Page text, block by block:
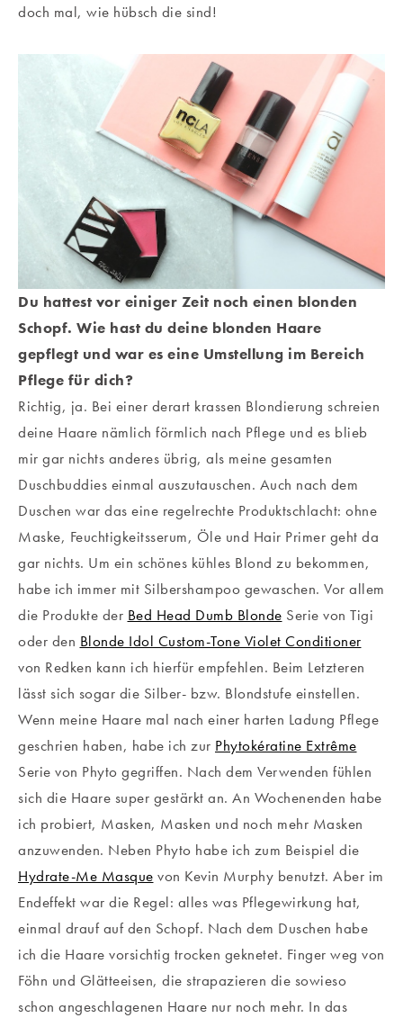
doch mal, wie hübsch die sind!
Du hattest vor einiger Zeit noch einen blonden
Schopf. Wie hast du deine blonden Haare
gepflegt und war es eine Umstellung im Bereich
Pflege für dich?
Richtig, ja. Bei einer derart krassen Blondierung schreien
deine Haare nämlich förmlich nach Pflege und es blieb
mir gar nichts anderes übrig, als meine gesamten
Duschbuddies einmal auszutauschen. Auch nach dem
Duschen war das eine regelrechte Produktschlacht: ohne
Maske, Feuchtigkeitsserum, Öle und Hair Primer geht da
gar nichts. Um ein schönes kühles Blond zu bekommen,
habe ich immer mit Silbershampoo gewaschen. Vor allem
die Produkte der Bed Head Dumb Blonde Serie von Tigi
oder den Blonde Idol Custom-Tone Violet Conditioner
von Redken kann ich hierfür empfehlen. Beim Letzteren
lässt sich sogar die Silber- bzw. Blondstufe einstellen.
Wenn meine Haare mal nach einer harten Ladung Pflege
geschrien haben, habe ich zur Phytokératine Extrême
Serie von Phyto gegriffen. Nach dem Verwenden fühlen
sich die Haare super gestärkt an. An Wochenenden habe
ich probiert, Masken, Masken und noch mehr Masken
anzuwenden. Neben Phyto habe ich zum Beispiel die
Hydrate-Me Masque von Kevin Murphy benutzt. Aber im
Endeffekt war die Regel: alles was Pflegewirkung hat,
einmal drauf auf den Schopf. Nach dem Duschen habe
ich die Haare vorsichtig trocken geknetet. Finger weg von
Föhn und Glätteeisen, die strapazieren die sowieso
schon angeschlagenen Haare nur noch mehr. In das